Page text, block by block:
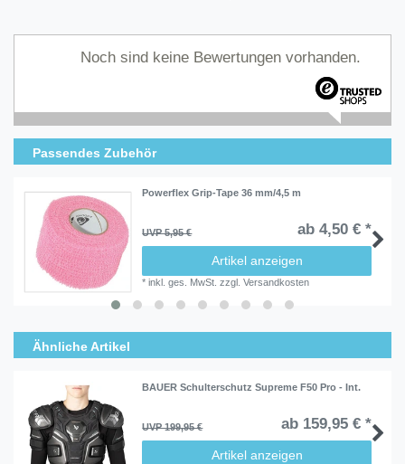
Noch sind keine Bewertungen vorhanden.
Passendes Zubehör
Powerflex Grip-Tape 36 mm/4,5 m
UVP 5,95 € ab 4,50 € *
Artikel anzeigen
*inkl. ges. MwSt. zzgl.Versandkosten
Ähnliche Artikel
BAUER Schulterschutz Supreme F50 Pro - Int.
UVP 199,95 € ab 159,95 € *
Artikel anzeigen